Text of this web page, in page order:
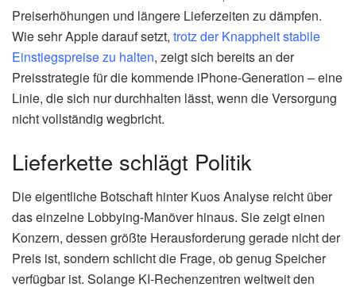
Preiserhöhungen und längere Lieferzeiten zu dämpfen.
Wie sehr Apple darauf setzt, trotz der Knappheit stabile
Einstiegspreise zu halten, zeigt sich bereits an der
Preisstrategie für die kommende iPhone-Generation – eine
Linie, die sich nur durchhalten lässt, wenn die Versorgung
nicht vollständig wegbricht.
Lieferkette schlägt Politik
Die eigentliche Botschaft hinter Kuos Analyse reicht über
das einzelne Lobbying-Manöver hinaus. Sie zeigt einen
Konzern, dessen größte Herausforderung gerade nicht der
Preis ist, sondern schlicht die Frage, ob genug Speicher
verfügbar ist. Solange KI-Rechenzentren weltweit den